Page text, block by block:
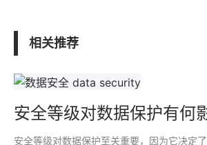
相关推荐
安全等级对数据保护有何
安全等级对数据保护至关重要，因为它决定